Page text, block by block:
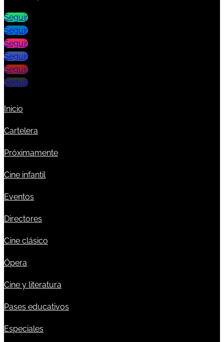
Seguir
Seguir
Seguir
Seguir
Seguir
Seguir
Inicio
Cartelera
Próximamente
Cine infantil
Eventos
Directores
Cine clásico
Ópera
Cine y literatura
Pases educativos
Especiales